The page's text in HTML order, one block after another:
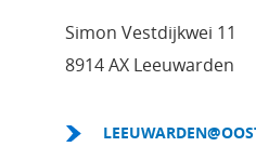
Simon Vestdijkwei 11
8914 AX Leeuwarden